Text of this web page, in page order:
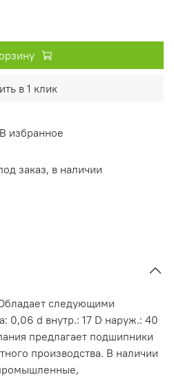
В избранное
в 1 клик
заказ, в наличии
следующими
0,06 d внутр.: 17 D наруж.: 40
предлагает подшипники
производства. В наличии